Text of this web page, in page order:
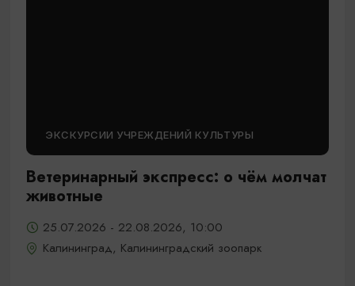
ЭКСКУРСИИ УЧРЕЖДЕНИЙ КУЛЬТУРЫ
Ветеринарный экспресс: о чём молчат
животные
25.07.2026 - 22.08.2026, 10:00
Калининград, Калининградский зоопарк